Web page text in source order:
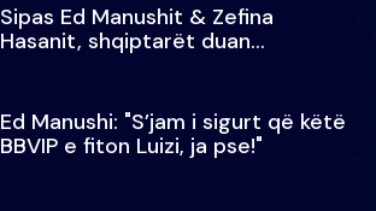
Sipas Ed Manushit & Zefina
Hasanit, shqiptarët duan...
Ed Manushi: "S’jam i sigurt që këtë
BBVIP e fiton Luizi, ja pse!"